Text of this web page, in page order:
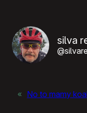
silva
« No to mamy